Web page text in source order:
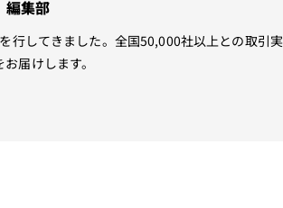
編集部
行してきました。全国50,000社以上との取引実
届けします。